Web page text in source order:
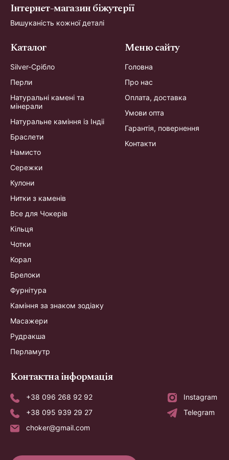
Інтернет-магазин біжутерії
Вишуканість кожної деталі
Каталог
Silver-Срібло
Перли
Натуральні камені та
мінерали
Натуральне каміння із Індіі
Браслети
Намисто
Сережки
Кулони
Нитки з каменів
Все для Чокерів
Кільця
Чотки
Корал
Брелоки
Фурнітура
Каміння за знаком зодіаку
Масажери
Рудракша
Перламутр
Меню сайту
Головна
Про нас
Оплата, доставка
Умови опта
Гарантія, повернення
Контакти
Контактна інформація
+38 096 268 92 92
Instagram
+38 095 939 29 27
Telegram
choker@gmail.com